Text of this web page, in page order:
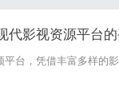
代影视资源平台
台，凭借丰富多样的